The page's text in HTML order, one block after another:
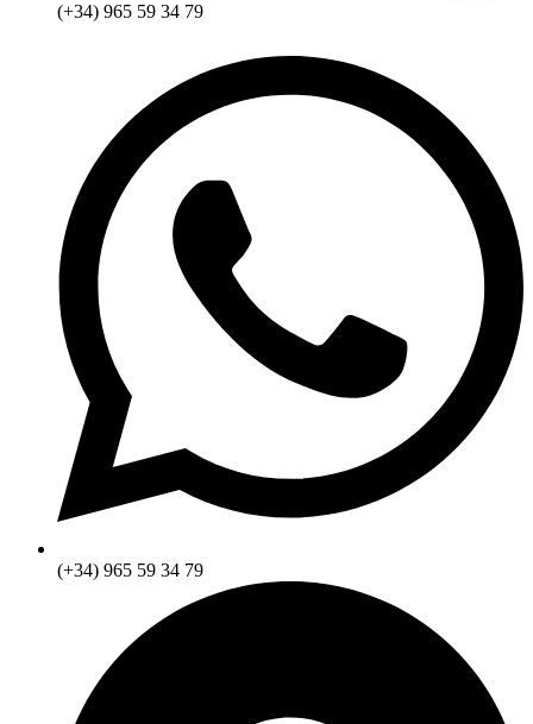
(+34) 965 59 34 79
(+34) 965 59 34 79